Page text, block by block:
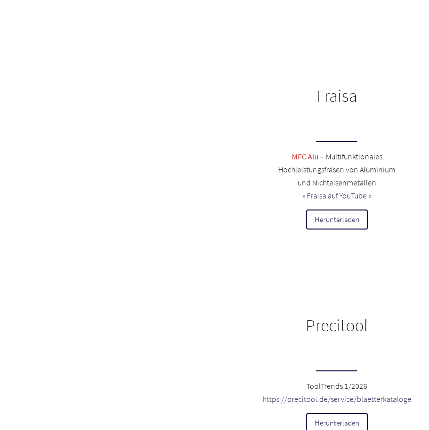
Fraisa
MFC Alu – Multifunktionales
Hochleistungsfräsen von Aluminium
und Nichteisenmetallen
» Fraisa auf YouTube «
Herunterladen
Precitool
ToolTrends 1/2026
https://precitool.de/service/blaetterkataloge
Herunterladen